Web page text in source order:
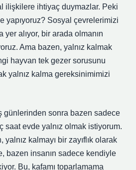
ilişkilere ihtiyaç duymazlar. Peki
yapıyoruz? Sosyal çevrelerimizi
yer alıyor, bir arada olmanın
Ama bazen, yalnız kalmak
hayvan tek gezer sorusunu
yalnız kalma gereksinimimizi
günlerinden sonra bazen sadece
saat evde yalnız olmak istiyorum.
yalnız kalmayı bir zayıflık olarak
bazen insanın sadece kendiyle
Bu, kafamı toparlamama